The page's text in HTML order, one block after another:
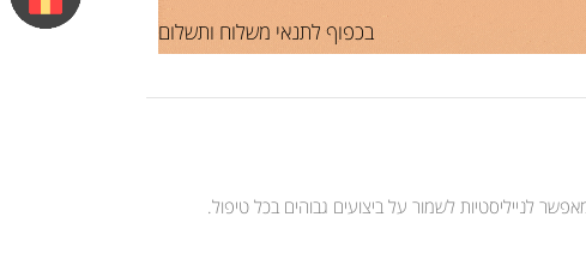
בכפוף לתנאי משלוח ותשלום
לנייליסטיות לשמור על ביצועים גבוהים בכל טיפול.